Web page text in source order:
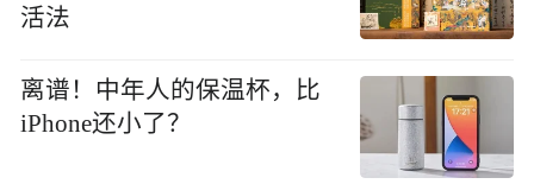
活法
离谱！中年人的保温杯，比
iPhone还小了？